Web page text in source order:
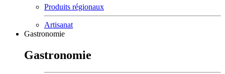
Produits régionaux
Artisanat
Gastronomie
Gastronomie